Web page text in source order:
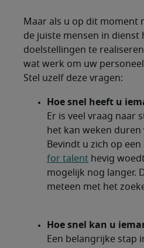
Maar als u op dit moment
de juiste mensen in dienst
doelstellingen te
wat werk om uw
Stel uzelf deze vragen:
Hoe snel heeft u
Er is veel vraag naar
het kan weken
Bevindt u zich op
for talent hevig
mogelijk nog langer.
meteen met het
Hoe snel kan u
Een belangrijke stap